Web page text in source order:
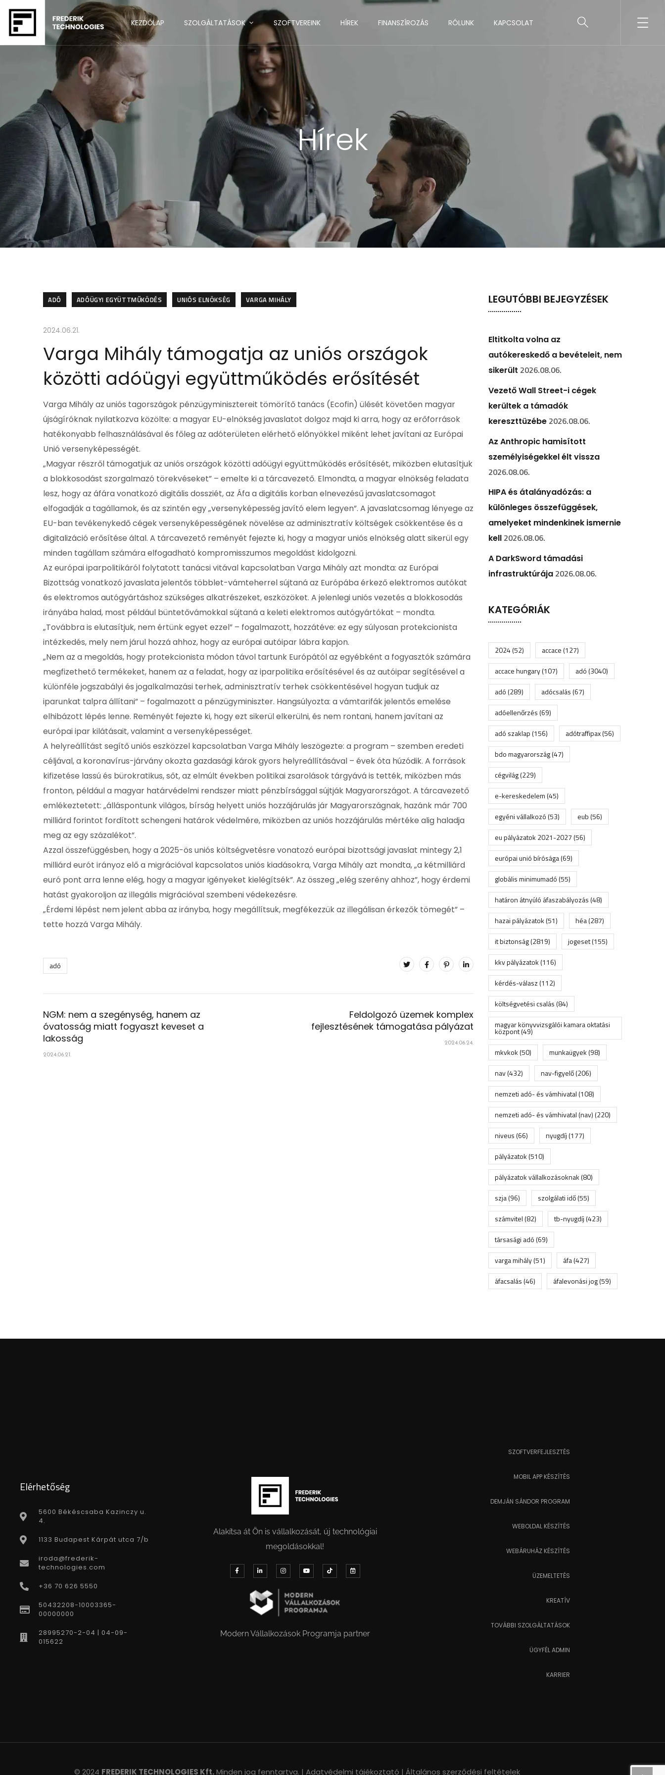
KEZDŐLAP SZOLGÁLTATÁSOK SZOFTVEREINK HÍREK FINANSZÍROZÁS RÓLUNK KAPCSOLAT
Hírek
ADÓ ADÓÜGYI EGYÜTTMŰKÖDÉS UNIÓS ELNÖKSÉG VARGA MIHÁLY
2024.06.21.
Varga Mihály támogatja az uniós országok
közötti adóügyi együttműködés erősítését
Varga Mihály az uniós tagországok pénzügyminisztereit tömörítő tanács (Ecofin) ülését követően magyar
újságíróknak nyilatkozva közölte: a magyar EU-elnökség javaslatot dolgoz majd ki arra, hogy az erőforrások
hatékonyabb felhasználásával és főleg az adóterületen elérhető előnyökkel miként lehet javítani az Európai
Unió versenyképességét.
„Magyar részről támogatjuk az uniós országok közötti adóügyi együttműködés erősítését, miközben elutasítjuk
a blokkosodást szorgalmazó törekvéseket” – emelte ki a tárcavezető. Elmondta, a magyar elnökség feladata
lesz, hogy az áfára vonatkozó digitális dossziét, az Áfa a digitális korban elnevezésű javaslatcsomagot
elfogadják a tagállamok, és az szintén egy „versenyképesség javító elem legyen”. A javaslatcsomag lényege az
EU-ban tevékenykedő cégek versenyképességének növelése az adminisztratív költségek csökkentése és a
digitalizáció erősítése által. A tárcavezető reményét fejezte ki, hogy a magyar uniós elnökség alatt sikerül egy
minden tagállam számára elfogadható kompromisszumos megoldást kidolgozni.
Az európai iparpolitikáról folytatott tanácsi vitával kapcsolatban Varga Mihály azt mondta: az Európai
Bizottság vonatkozó javaslata jelentős többlet-vámteherrel sújtaná az Európába érkező elektromos autókat
és elektromos autógyártáshoz szükséges alkatrészeket, eszközöket. A jelenlegi uniós vezetés a blokkosodás
irányába halad, most például büntetővámokkal sújtaná a keleti elektromos autógyártókat – mondta.
„Továbbra is elutasítjuk, nem értünk egyet ezzel” – fogalmazott, hozzátéve: ez egy súlyosan protekcionista
intézkedés, mely nem járul hozzá ahhoz, hogy az európai autóipar lábra kapjon.
„Nem az a megoldás, hogy protekcionista módon távol tartunk Európától az egyébként a fogyasztók számára
megfizethető termékeket, hanem az a feladat, hogy az iparpolitika erősítésével és az autóipar segítésével a
különféle jogszabályi és jogalkalmazási terhek, adminisztratív terhek csökkentésével hogyan tudjuk az
iparunkat talpra állítani” – fogalmazott a pénzügyminiszter. Hangsúlyozta: a vámtarifák jelentős emelése
elhibázott lépés lenne. Reményét fejezte ki, hogy ezt sikerül elkerülni, és nem rontani, hanem javítani az
európai ipar kilátásait, valamint a versenyképességet.
A helyreállítást segítő uniós eszközzel kapcsolatban Varga Mihály leszögezte: a program – szemben eredeti
céljával, a koronavírus-járvány okozta gazdasági károk gyors helyreállításával – évek óta húzódik. A források
kifizetése lassú és bürokratikus, sőt, az elmúlt években politikai zsarolások tárgyává is tették, miközben más
fronton, például a magyar határvédelmi rendszer miatt pénzbírsággal sújtják Magyarországot. A tárcavezető
emlékeztetett: „álláspontunk világos, bírság helyett uniós hozzájárulás jár Magyarországnak, hazánk már 700
milliárd forintot fordított schengeni határok védelmére, miközben az uniós hozzájárulás mértéke alig haladja
meg az egy százalékot”.
Azzal összefüggésben, hogy a 2025-ös uniós költségvetésre vonatozó európai bizottsági javaslat mintegy 2,1
milliárd eurót irányoz elő a migrációval kapcsolatos uniós kiadásokra, Varga Mihály azt mondta, „a kétmilliárd
euró pont arra lenne elég, hogy a magyar igényeket kielégítsék”. Az összeg „elég szerény ahhoz”, hogy érdemi
hatást gyakoroljon az illegális migrációval szembeni védekezésre.
„Érdemi lépést nem jelent abba az irányba, hogy megállítsuk, megfékezzük az illegálisan érkezők tömegét” –
tette hozzá Varga Mihály.
adó
NGM: nem a szegénység, hanem az
óvatosság miatt fogyaszt keveset a
lakosság
2024.06.21.
Feldolgozó üzemek komplex
fejlesztésének támogatása pályázat
2024.06.24.
LEGUTÓBBI BEJEGYZÉSEK
Eltitkolta volna az
autókereskedő a bevételeit, nem
sikerült 2026.08.06.
Vezető Wall Street-i cégek
kerültek a támadók
kereszttüzébe 2026.08.06.
Az Anthropic hamisított
személyiségekkel élt vissza
2026.08.06.
HIPA és átalányadózás: a
különleges összefüggések,
amelyeket mindenkinek ismernie
kell 2026.08.06.
A DarkSword támadási
infrastruktúrája 2026.08.06.
KATEGÓRIÁK
2024(52) accace(127)
accace hungary(107) adó(3040)
adó(289) adócsalás(67)
adóellenőrzés(69)
adó szaklap(156) adótraffipax(56)
bdo magyarország(47)
cégvilág(229)
e-kereskedelem(45)
egyéni vállalkozó(53) eub(56)
eu pályázatok 2021-2027(56)
európai unió bírósága(69)
globális minimumadó(55)
határon átnyúló áfaszabályozás(48)
hazai pályázatok(51) héa(287)
it biztonság(2819) jogeset(155)
kkv pályázatok(116)
kérdés-válasz(112)
költségvetési csalás(84)
magyar könyvvizsgálói kamara oktatási
központ(49)
mkvkok(50) munkaügyek(98)
nav(432) nav-figyelő(206)
nemzeti adó- és vámhivatal(108)
nemzeti adó- és vámhivatal (nav)(220)
niveus(66) nyugdíj(177)
pályázatok(510)
pályázatok vállalkozásoknak(80)
szja(96) szolgálati idő(55)
számvitel(82) tb-nyugdíj(423)
társasági adó(69)
varga mihály(51) áfa(427)
áfacsalás(46) áfalevonási jog(59)
Elérhetőség
5600 Békéscsaba Kazinczy u.
4.
1133 Budapest Kárpát utca 7/b
iroda@frederik-
technologies.com
+36 70 626 5550
50432208-10003365-
00000000
28995270-2-04 | 04-09-
015622
Alakítsa át Ön is vállalkozását, új technológiai
megoldásokkal!
Modern Vállalkozások Programja partner
SZOFTVERFEJLESZTÉS
MOBIL APP KÉSZÍTÉS
DEMJÁN SÁNDOR PROGRAM
WEBOLDAL KÉSZÍTÉS
WEBÁRUHÁZ KÉSZÍTÉS
ÜZEMELTETÉS
KREATÍV
TOVÁBBI SZOLGÁLTATÁSOK
ÜGYFÉL ADMIN
KARRIER
© 2024 FREDERIK TECHNOLOGIES Kft.Minden jog fenntartva. | Adatvédelmi tájékoztató | Általános szerződési feltételek